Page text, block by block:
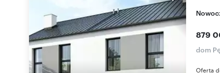
879
dom
Oferta